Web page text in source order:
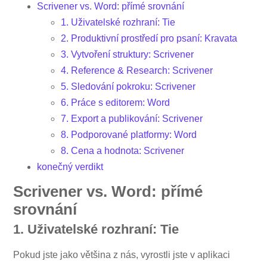
Scrivener vs. Word: přímé srovnání
1. Uživatelské rozhraní: Tie
2. Produktivní prostředí pro psaní: Kravata
3. Vytvoření struktury: Scrivener
4. Reference & Research: Scrivener
5. Sledování pokroku: Scrivener
6. Práce s editorem: Word
7. Export a publikování: Scrivener
8. Podporované platformy: Word
8. Cena a hodnota: Scrivener
konečný verdikt
Scrivener vs. Word: přímé
srovnání
1. Uživatelské rozhraní: Tie
Pokud jste jako většina z nás, vyrostli jste v aplikaci